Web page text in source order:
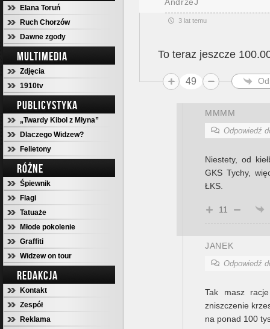
Elana Toruń
Ruch Chorzów
Dawne zgody
MULTIMEDIA
Zdjęcia
1910tv
PUBLICYSTYKA
„Twardy Kibol z Młyna”
Dlaczego Widzew?
Felietony
RÓŻNE
Śpiewnik
Flagi
Tatuaże
Młode pokolenie
Graffiti
Widzew on tour
REDAKCJA
Kontakt
Zespół
Reklama
AndrzeJ
3 lat temu
To teraz jeszcze
49
MMMM
Odpowiedź
Niestety, od
GKS Tychy,
ŁKS.
11
JANEK
Odpowiedź
Tak masz
zniszczenie
na ponad 100